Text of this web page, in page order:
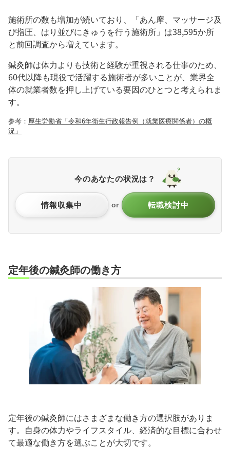
施術所の数も増加が続いており、「あん摩、マッサージ及
び指圧、はり並びにきゅうを行う施術所」は38,595か所
と前回調査から増えています。
鍼灸師は体力よりも技術と経験が重視される仕事のため、
60代以降も現役で活躍する施術者が多いことが、業界全
体の就業者数を押し上げている要因のひとつと考えられま
す。
参考： 厚生労働省「令和6年衛生行政報告例（就業医療関係者）の概
況」
今のあなたの状況は？
情報収集中 or 転職検討中
定年後の鍼灸師の働き方
定年後の鍼灸師にはさまざまな働き方の選択肢がありま
す。自身の体力やライフスタイル、経済的な目標に合わせ
て最適な働き方を選ぶことが大切です。